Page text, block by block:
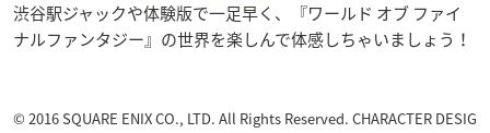
渋谷駅ジャックや体験版で一足早く、『ワールド オブ ファイ
ナルファンタジー』の世界を楽しんで体感しちゃいましょう！
© 2016 SQUARE ENIX CO., LTD. All Rights Reserved. CHARACTER DESIG